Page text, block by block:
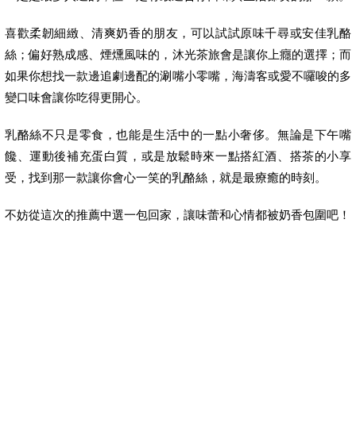
喜歡柔韌細緻、清爽奶香的朋友，可以試試原味千尋或安佳乳酪
絲；偏好熟成感、煙燻風味的，沐光茶旅會是讓你上癮的選擇；而
如果你想找一款邊追劇邊配的涮嘴小零嘴，海濤客或愛不囉唆的多
變口味會讓你吃得更開心。
乳酪絲不只是零食，也能是生活中的一點小奢侈。無論是下午嘴
饞、運動後補充蛋白質，或是放鬆時來一點搭紅酒、搭茶的小享
受，找到那一款讓你會心一笑的乳酪絲，就是最療癒的時刻。
不妨從這次的推薦中選一包回家，讓味蕾和心情都被奶香包圍吧！